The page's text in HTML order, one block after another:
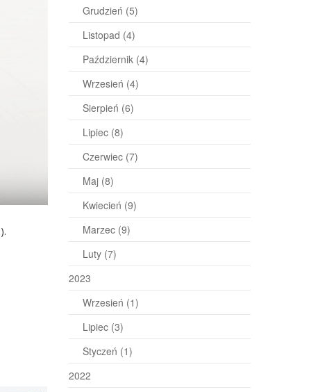
Grudzień (5)
Listopad (4)
Październik (4)
Wrzesień (4)
Sierpień (6)
Lipiec (8)
Czerwiec (7)
Maj (8)
Kwiecień (9)
Marzec (9)
Luty (7)
2023
Wrzesień (1)
Lipiec (3)
Styczeń (1)
2022